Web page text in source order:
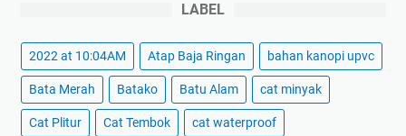
LABEL
2022 at 10:04AM Atap Baja Ringan bahan kanopi upvc
Bata Merah Batako Batu Alam cat minyak
Cat Plitur Cat Tembok cat waterproof